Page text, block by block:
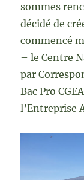
sommes
décidé de
commencé
– le Centre
par
Bac Pro
l’Entreprise